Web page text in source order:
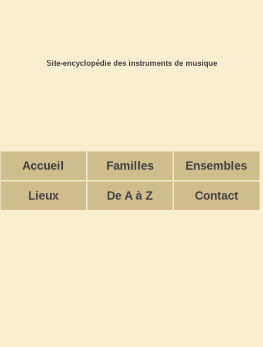
Site-encyclopédie des instruments de musique
Accueil Familles Ensembles
Lieux De A à Z Contact